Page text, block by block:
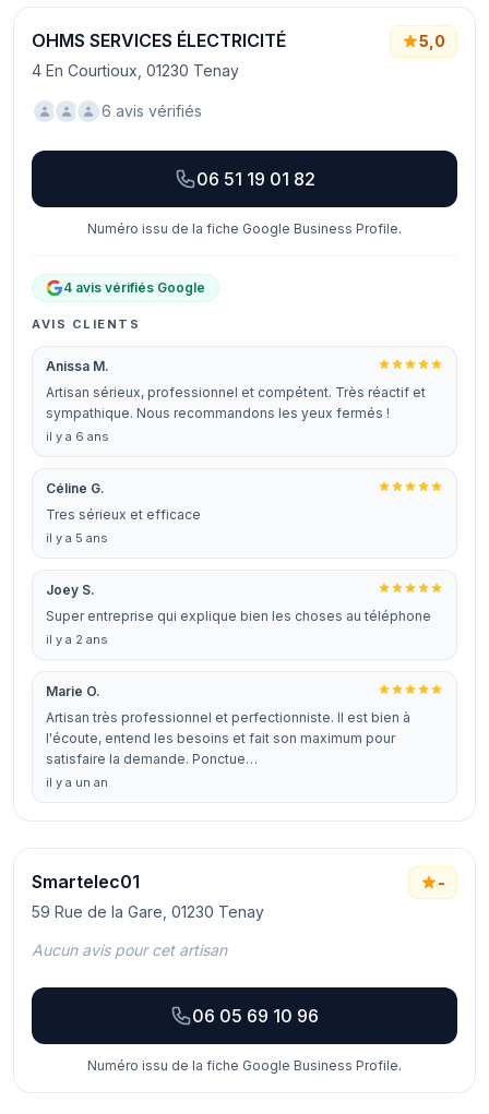
OHMS SERVICES ÉLECTRICITÉ
4 En Courtioux, 01230 Tenay
5,0
6 avis vérifiés
06 51 19 01 82
Numéro issu de la fiche Google Business Profile.
4 avis vérifiés Google
AVIS CLIENTS
Anissa M.
Artisan sérieux, professionnel et compétent. Très réactif et
sympathique. Nous recommandons les yeux fermés !
il y a 6 ans
Céline G.
Tres sérieux et efficace
il y a 5 ans
Joey S.
Super entreprise qui explique bien les choses au téléphone
il y a 2 ans
Marie O.
Artisan très professionnel et perfectionniste. Il est bien à
l'écoute, entend les besoins et fait son maximum pour
satisfaire la demande. Ponctue…
il y a un an
Smartelec01
59 Rue de la Gare, 01230 Tenay
-
Aucun avis pour cet artisan
06 05 69 10 96
Numéro issu de la fiche Google Business Profile.